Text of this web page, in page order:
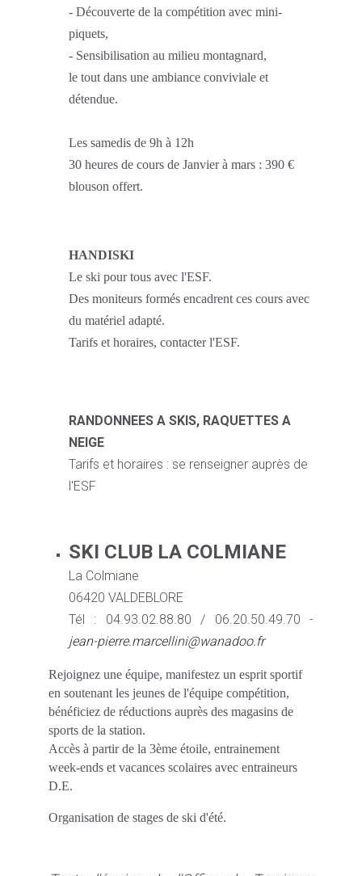
- Découverte de la compétition avec mini-
piquets,
- Sensibilisation au milieu montagnard,
le tout dans une ambiance conviviale et
détendue.
Les samedis de 9h à 12h
30 heures de cours de Janvier à mars : 390 €
blouson offert.
HANDISKI
Le ski pour tous avec l'ESF.
Des moniteurs formés encadrent ces cours avec
du matériel adapté.
Tarifs et horaires, contacter l'ESF.
RANDONNEES A SKIS, RAQUETTES A
NEIGE
Tarifs et horaires : se renseigner auprès de
l'ESF
SKI CLUB LA COLMIANE
La Colmiane
06420 VALDEBLORE
Tél : 04.93.02.88.80 / 06.20.50.49.70 -
jean-pierre.marcellini@wanadoo.fr
Rejoignez une équipe, manifestez un esprit sportif
en soutenant les jeunes de l'équipe compétition,
bénéficiez de réductions auprès des magasins de
sports de la station.
Accès à partir de la 3ème étoile, entrainement
week-ends et vacances scolaires avec entraineurs
D.E.
Organisation de stages de ski d'été.